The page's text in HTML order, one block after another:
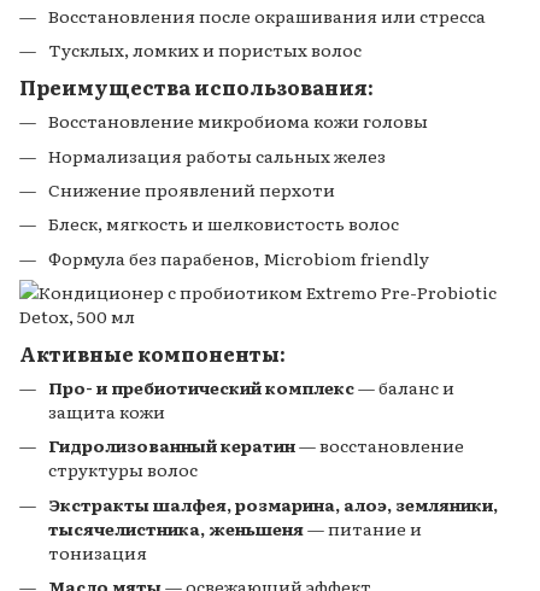
Восстановления после окрашивания или стресса
Тусклых, ломких и пористых волос
Преимущества использования:
Восстановление микробиома кожи головы
Нормализация работы сальных желез
Снижение проявлений перхоти
Блеск, мягкость и шелковистость волос
Формула без парабенов, Microbiom friendly
Активные компоненты:
Про- и пребиотический комплекс— баланс и
защита кожи
Гидролизованный кератин— восстановление
структуры волос
Экстракты шалфея, розмарина, алоэ, земляники,
тысячелистника, женьшеня— питание и
тонизация